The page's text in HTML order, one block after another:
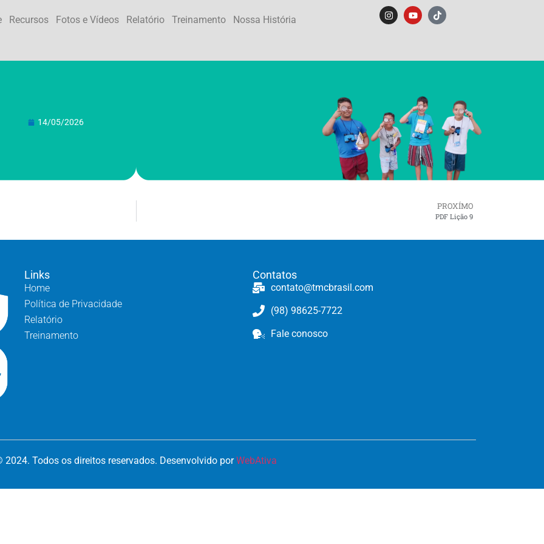
Recursos Fotos e Vídeos Relatório Treinamento Nossa História
14/05/2026
PROXÍMO
PDF Lição 9
Links
Home
Política de Privacidade
Relatório
Treinamento
Contatos
contato@tmcbrasil.com
(98) 98625-7722
Fale conosco
2024. Todos os direitos reservados. Desenvolvido porWebAtiva